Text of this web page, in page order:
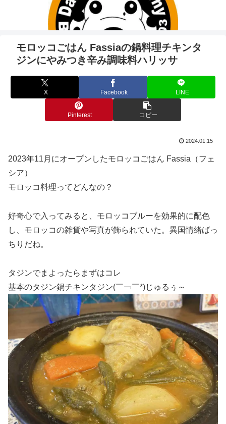
モロッコごはん Fassiaの鍋料理チキンタ
ジンにやみつき辛み調味料ハリッサ
X Facebook LINE
Pinterest コピー
2024.01.15
2023年11月にオープンしたモロッコごはん Fassia（フェ
シア）
モロッコ料理ってどんなの？
好奇心で入ってみると、モロッコブルーを効果的に配色
し、モロッコの雑貨や写真が飾られていた。異国情緒ばっ
ちりだね。
タジンでまよったらまずはコレ
基本のタジン鍋チキンタジン(￣￢￣*)じゅるぅ～